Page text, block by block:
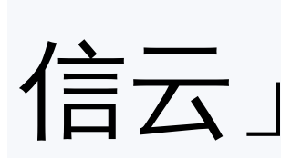
信云」